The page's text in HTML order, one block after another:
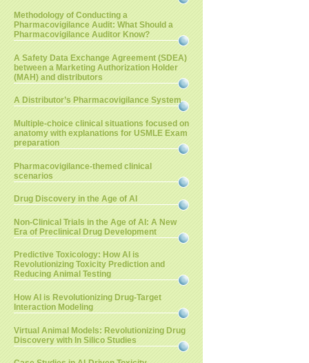
Methodology of Conducting a
Pharmacovigilance Audit: What Should a
Pharmacovigilance Auditor Know?
A Safety Data Exchange Agreement (SDEA)
between a Marketing Authorization Holder
(MAH) and distributors
A Distributor’s Pharmacovigilance System
Multiple-choice clinical situations focused on
anatomy with explanations for USMLE Exam
preparation
Pharmacovigilance-themed clinical
scenarios
Drug Discovery in the Age of AI
Non-Clinical Trials in the Age of AI: A New
Era of Preclinical Drug Development
Predictive Toxicology: How AI is
Revolutionizing Toxicity Prediction and
Reducing Animal Testing
How AI is Revolutionizing Drug-Target
Interaction Modeling
Virtual Animal Models: Revolutionizing Drug
Discovery with In Silico Studies